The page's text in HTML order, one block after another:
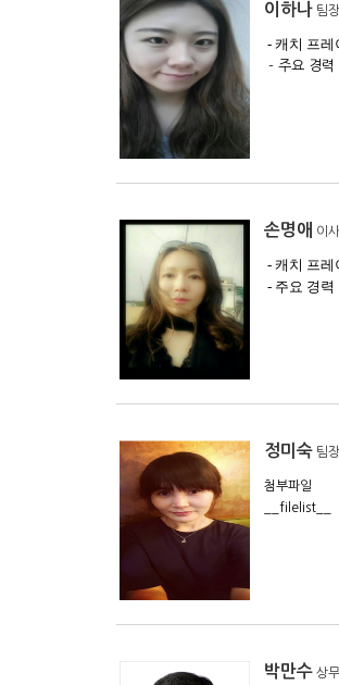
이하나 팀장
- 캐치 프
- 주요
손명애 이사
- 캐치 프
- 주요 경
- 학 력 덕
- 연 락
정미숙 팀장
첨부파일
__filelist__
박만수 상무